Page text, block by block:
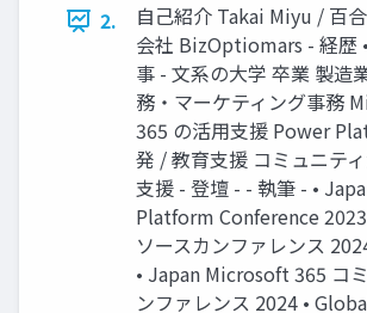
2.
自己紹介 Takai Miyu / 百
会社 BizOptiomars - 経歴 •
事 - 文系の大学 卒業 製造
務・マーケティング事務
365 の活用支援 Power
発 / 教育支援 コミュニテ
支援 - 登壇 - - 執筆 - •
Platform Conference 2023
ソースカンファレンス
• Japan Microsoft 365 コ
ンファレンス 2024 •